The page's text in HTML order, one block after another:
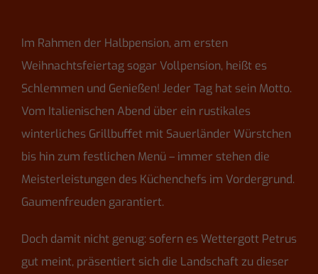
Im Rahmen der Halbpension, am ersten
Weihnachtsfeiertag sogar Vollpension, heißt es
Schlemmen und Genießen! Jeder Tag hat sein Motto.
Vom Italienischen Abend über ein rustikales
winterliches Grillbuffet mit Sauerländer Würstchen
bis hin zum festlichen Menü – immer stehen die
Meisterleistungen des Küchenchefs im Vordergrund.
Gaumenfreuden garantiert.
Doch damit nicht genug: sofern es Wettergott Petrus
gut meint, präsentiert sich die Landschaft zu dieser